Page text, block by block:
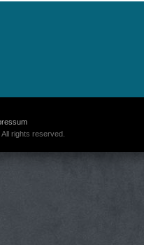
rights reserved.